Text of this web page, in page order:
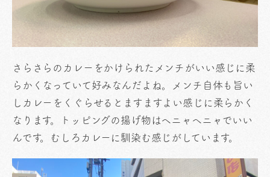
さらさらのカレーをかけられたメンチがいい感じに柔
らかくなっていて好みなんだよね。メンチ自体も旨い
しカレーをくぐらせるとますますよい感じに柔らかく
なります。トッピングの揚げ物はヘニャヘニャでいい
んです。むしろカレーに馴染む感じがしています。